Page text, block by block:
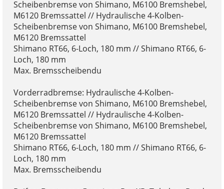
Scheibenbremse von Shimano, M6100 Bremshebel,
M6120 Bremssattel // Hydraulische 4-Kolben-
Scheibenbremse von Shimano, M6100 Bremshebel,
M6120 Bremssattel
Shimano RT66, 6-Loch, 180 mm // Shimano RT66, 6-
Loch, 180 mm
Max. Bremsscheibendu
Vorderradbremse: Hydraulische 4-Kolben-
Scheibenbremse von Shimano, M6100 Bremshebel,
M6120 Bremssattel // Hydraulische 4-Kolben-
Scheibenbremse von Shimano, M6100 Bremshebel,
M6120 Bremssattel
Shimano RT66, 6-Loch, 180 mm // Shimano RT66, 6-
Loch, 180 mm
Max. Bremsscheibendu